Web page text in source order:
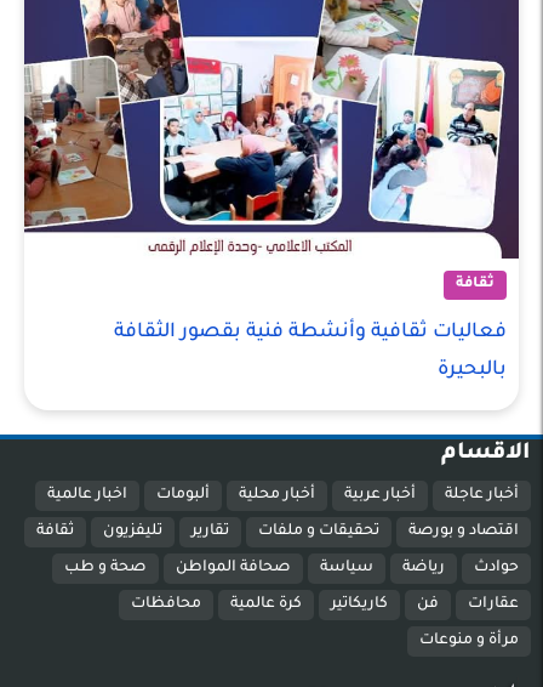
ثقافة
فعاليات ثقافية وأنشطة فنية بقصور الثقافة
بالبحيرة
الاقسام
أخبار عاجلة أخبار عربية أخبار محلية ألبومات اخبار عالمية
اقتصاد و بورصة تحقيقات و ملفات تقارير تليفزيون ثقافة
حوادث رياضة سياسة صحافة المواطن صحة و طب
عقارات فن كاريكاتير كرة عالمية محافظات
مرأة و منوعات